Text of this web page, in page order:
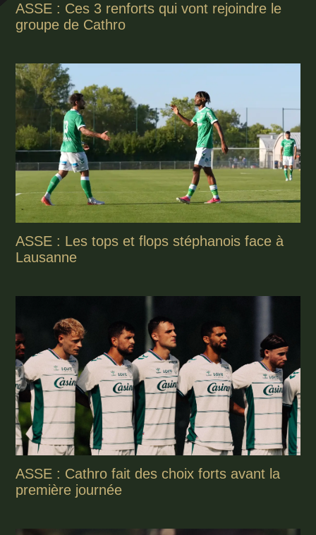
ASSE : Ces 3 renforts qui vont rejoindre le
groupe de Cathro
ASSE : Les tops et flops stéphanois face à
Lausanne
ASSE : Cathro fait des choix forts avant la
première journée